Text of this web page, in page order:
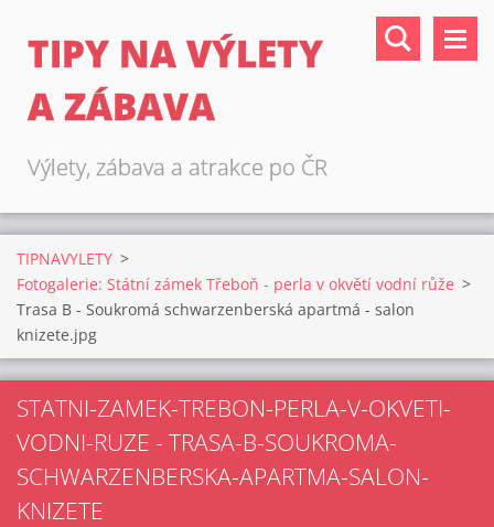
TIPY NA VÝLETY
A ZÁBAVA
Výlety, zábava a atrakce po ČR
TIPNAVYLETY >
Fotogalerie: Státní zámek Třeboň - perla v okvětí vodní růže >
Trasa B - Soukromá schwarzenberská apartmá - salon
knizete.jpg
STATNI-ZAMEK-TREBON-PERLA-V-OKVETI-
VODNI-RUZE - TRASA-B-SOUKROMA-
SCHWARZENBERSKA-APARTMA-SALON-
KNIZETE